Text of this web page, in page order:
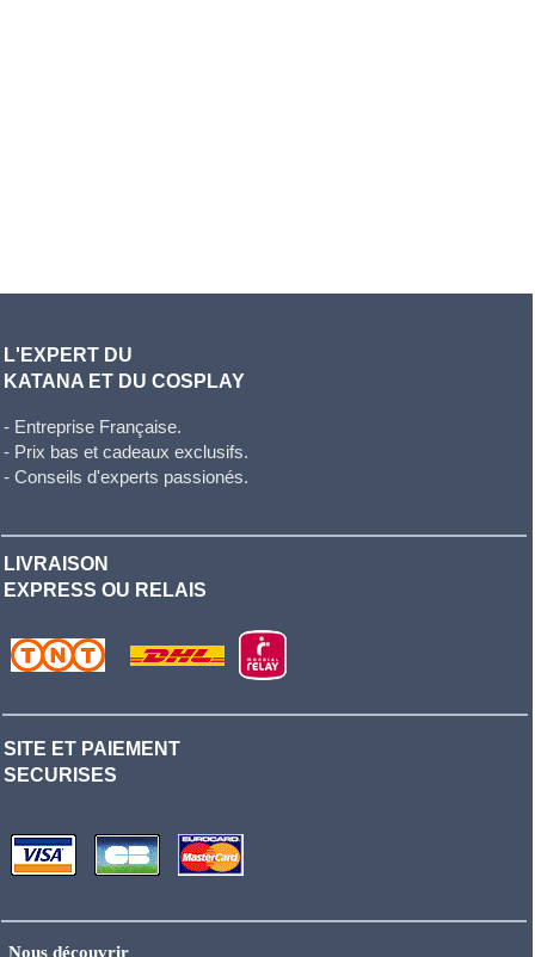
L'EXPERT DU
KATANA ET DU COSPLAY
- Entreprise Française.
- Prix bas et cadeaux exclusifs.
- Conseils d'experts passionés.
LIVRAISON
EXPRESS OU RELAIS
SITE ET PAIEMENT
SECURISES
Nous découvrir